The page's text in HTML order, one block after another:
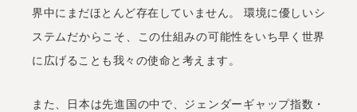
界中にまだほとんど存在していません。 環境に優しいシ
ステムだからこそ、この仕組みの可能性をいち早く世界
に広げることも我々の使命と考えます。
また、日本は先進国の中で、ジェンダーギャップ指数・